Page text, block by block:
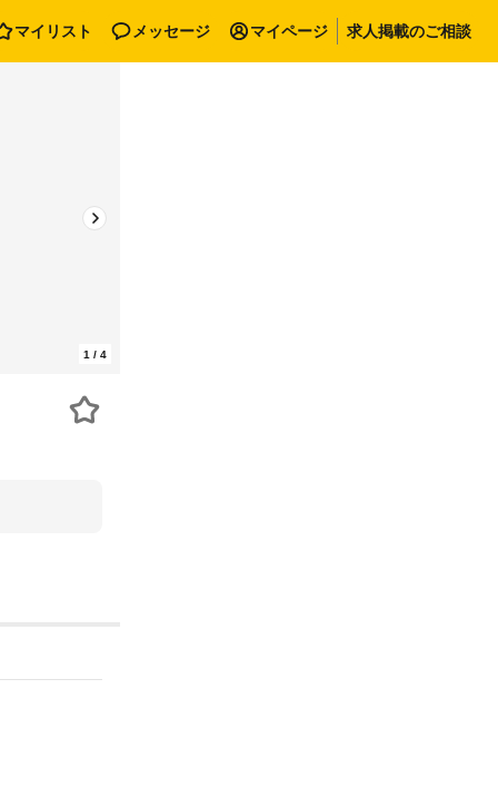
マイリスト メッセージ マイページ 求人掲載のご相談
1 / 4